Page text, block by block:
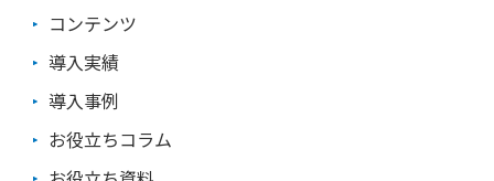
やすことで鍛えられる力ではありますが、まずは日々いろいろな
です。 ある程度の経験と知識量が得られたら「デザイン思考」
等を取り入れることで、創造力を伸ばせる可能性が高まります。
2.3チームで働く力（チームワーク） チームで働く力は、多様な
人々とともに、目標に向けて協力する力です。 ここでは6つの構
成要素について、具体的に紹介していきます。 ⑦発信力 自分の
意見を分かりやすく伝える力が「発信力」です。 相手にどの程
usiness Review Record Display｜APA PsycNET Breaking Monoto
Cornell University Library 低コストで厳選コンテンツ見放題！コ
ことで1ID 年額999円（税抜）の低コストを実現。 ビジネス・IT
の基礎知識を学べるeラーニングコンテンツが見放題、Cloud Ca
mpusのプラットフォーム上ですぐに研修として利用できます。
100コース・1500本以上の厳選動画をラインナップ。コース一
コンテンツ
導入実績
導入事例
お役立ちコラム